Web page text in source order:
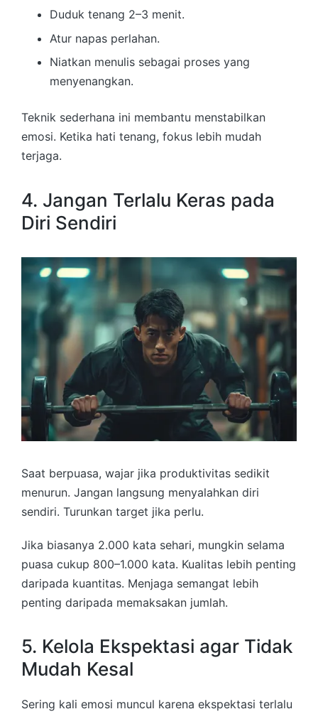
Duduk tenang 2–3 menit.
Atur napas perlahan.
Niatkan menulis sebagai proses yang
menyenangkan.
Teknik sederhana ini membantu menstabilkan
emosi. Ketika hati tenang, fokus lebih mudah
terjaga.
4. Jangan Terlalu Keras pada
Diri Sendiri
Saat berpuasa, wajar jika produktivitas sedikit
menurun. Jangan langsung menyalahkan diri
sendiri. Turunkan target jika perlu.
Jika biasanya 2.000 kata sehari, mungkin selama
puasa cukup 800–1.000 kata. Kualitas lebih penting
daripada kuantitas. Menjaga semangat lebih
penting daripada memaksakan jumlah.
5. Kelola Ekspektasi agar Tidak
Mudah Kesal
Sering kali emosi muncul karena ekspektasi terlalu